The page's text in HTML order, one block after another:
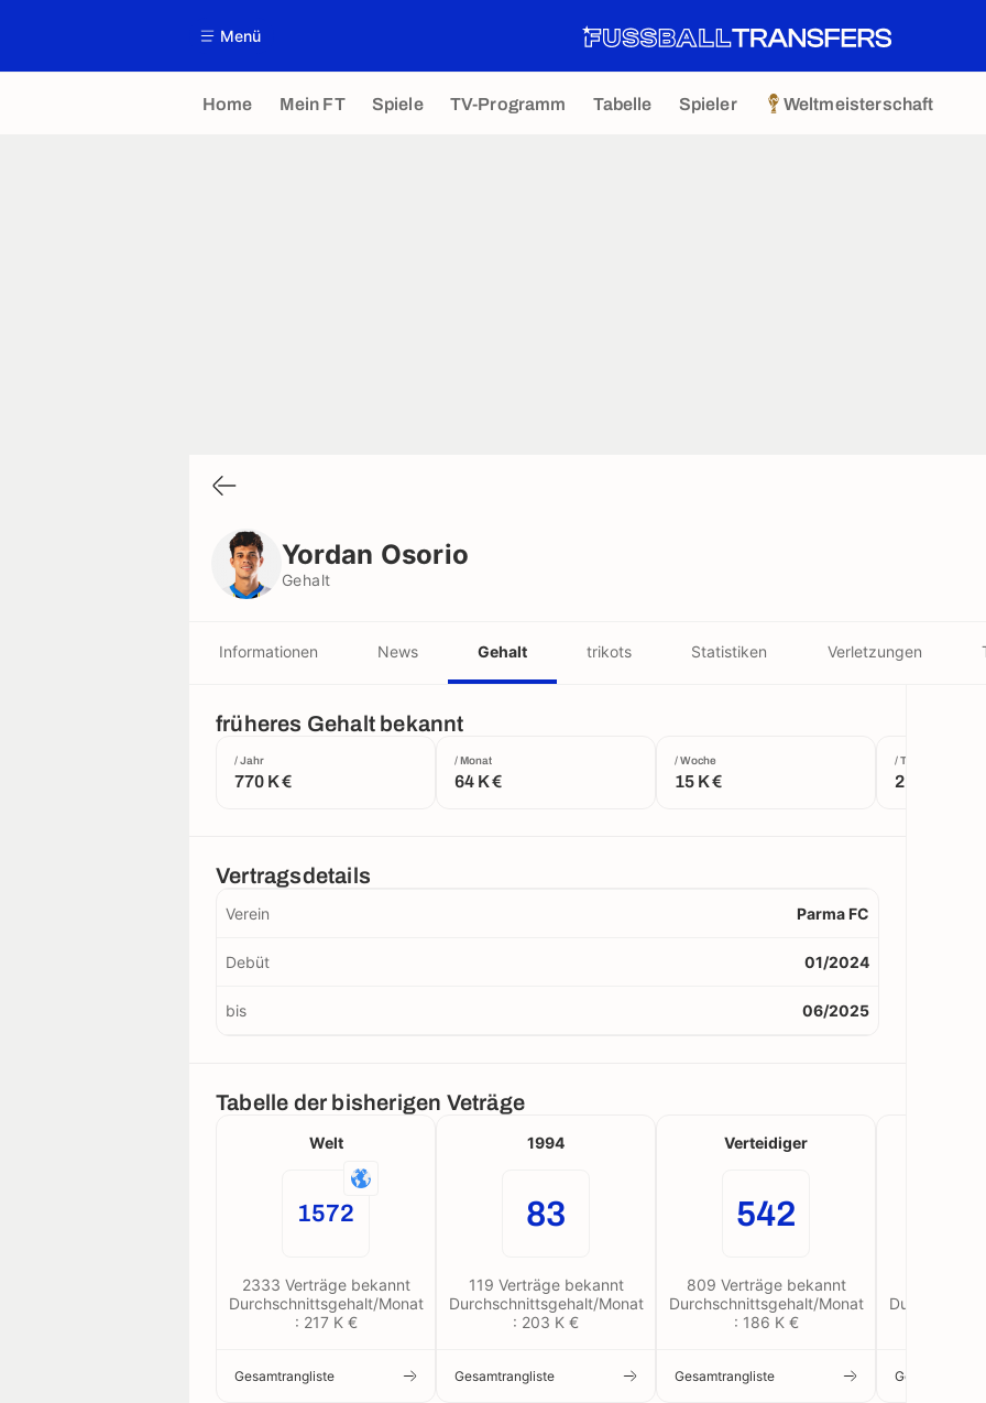
Menü
Home Mein FT Spiele TV-Programm Tabelle Spieler Weltmeisterschaft
Yordan Osorio
Gehalt
Informationen News Gehalt trikots Statistiken Verletzungen
früheres Gehalt bekannt
/ Jahr
770 K €
/ Monat
64 K €
/ Woche
15 K €
/ Tag
2 K €
Vertragsdetails
Verein Parma FC
Debüt 01/2024
bis 06/2025
Tabelle der bisherigen Veträge
Welt
1572
2333 Verträge bekannt
Durchschnittsgehalt/Monat
: 217 K €
Gesamtrangliste
1994
83
119 Verträge bekannt
Durchschnittsgehalt/Monat
: 203 K €
Gesamtrangliste
Verteidiger
542
809 Verträge bekannt
Durchschnittsgehalt/Monat
: 186 K €
Gesamtrangliste Gesamtrangliste